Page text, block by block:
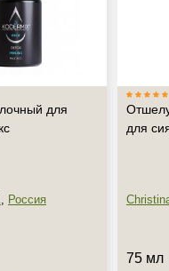
для
, Россия
для
75 мл